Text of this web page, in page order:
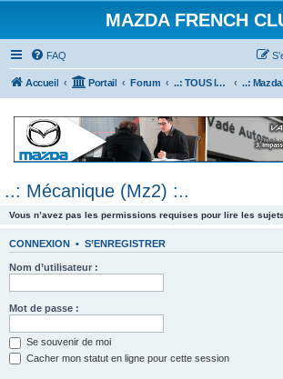
MAZDA FRENCH
FAQ
Accueil Portail Forum ..: TOUS les Véhicules MAZDA :..
..: Mécanique (Mz2) :..
Vous n’avez pas les permissions requises pour lire les
CONNEXION • S’ENREGISTRER
Nom d’utilisateur :
Mot de passe :
Se souvenir de moi
Cacher mon statut en ligne pour cette session